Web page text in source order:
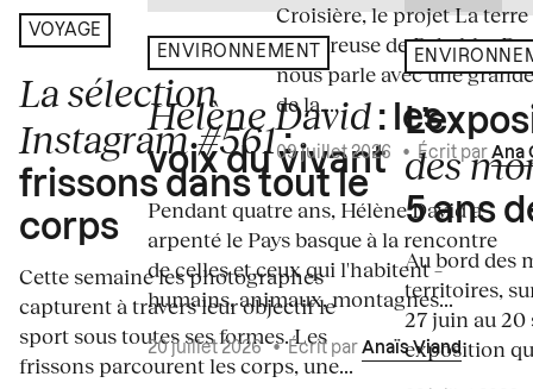
VOYAGE
La sélection
Instagram #561:
frissons dans tout le
corps
Cette semaine les photographes
capturent à travers leur objectif le
sport sous toutes ses formes. Les
frissons parcourent les corps, une...
ENVIRONNEMENT
Hélène David : les
voix du vivant
Pendant quatre ans, Hélène David a
arpenté le Pays basque à la rencontre
de celles et ceux qui l'habitent –
humains, animaux, montagnes...
20 juillet 2026•Écrit par Anaïs Viand
Croisière, le projet La terre
amoureuse de Rebekka
nous parle avec une
de la...
09 juillet 2026 • Écrit par Ana
des
5 ans
Au bord des
territoires,
27 juin au 20
exposition